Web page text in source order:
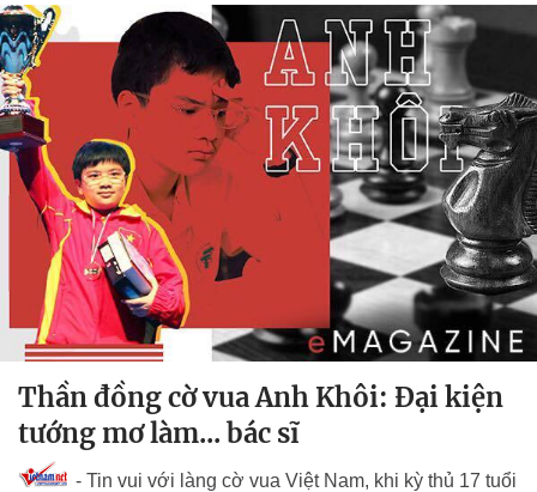
Thần đồng cờ vua Anh Khôi: Đại kiện
tướng mơ làm... bác sĩ
- Tin vui với làng cờ vua Việt Nam, khi kỳ thủ 17 tuổi